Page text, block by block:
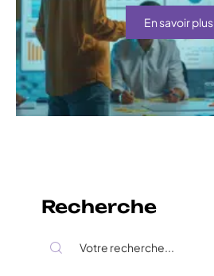
En savoir plus
Recherche